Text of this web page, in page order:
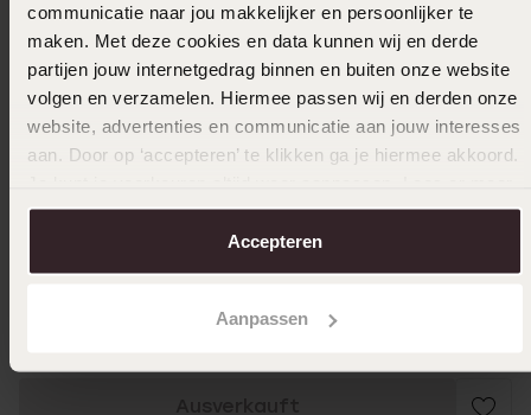
communicatie naar jou makkelijker en persoonlijker te
maken. Met deze cookies en data kunnen wij en derde
partijen jouw internetgedrag binnen en buiten onze website
volgen en verzamelen. Hiermee passen wij en derden onze
website, advertenties en communicatie aan jouw interesses
aan. Door op ‘accepteren’ te klikken ga je hiermee akkoord.
over in onscookiebeleid.
Accepteren
Aanpassen
08-10-2023 - Theo H.
05-06-2023 - Sven L.
Kleiner als erwartet, aber ein schönes
|